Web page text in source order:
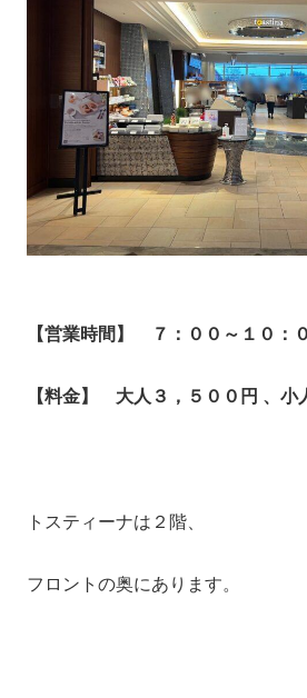
【営業時間】 ７：００～１０：
【料金】 大人３，５００円 、
トスティーナは２階、
フロントの奥にあります。